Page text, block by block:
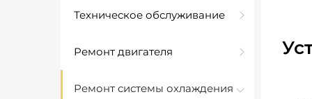
Техническое обслуживание
Ремонт двигателя
Ремонт системы охлаждения